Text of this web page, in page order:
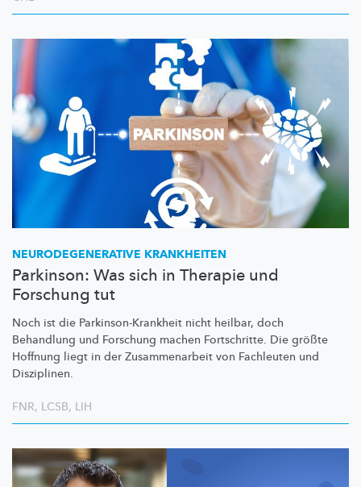
NEURODEGENERATIVE KRANKHEITEN
Parkinson: Was sich in Therapie und
Forschung tut
Noch ist die Parkinson-Krankheit nicht heilbar, doch
Behandlung und Forschung machen Fortschritte. Die größte
Hoffnung liegt in der Zusammenarbeit von Fachleuten und
Disziplinen.
FNR, LCSB, LIH